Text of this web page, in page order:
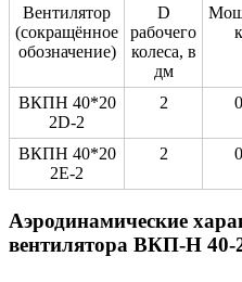
Вентилятор
(сокращённое
обозначение)
D
рабочего
колеса, в
дм
ВКПН 40*20
2D-2
2
ВКПН 40*20
2E-2
2
Аэродинамические
вентилятора ВКП-Н 40-